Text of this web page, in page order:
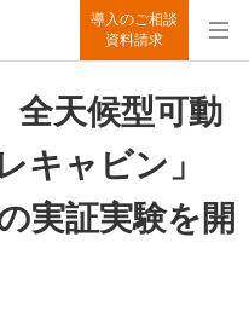
導入のご相談
資料請求
全天候型可動
キャビン」
実証実験を開